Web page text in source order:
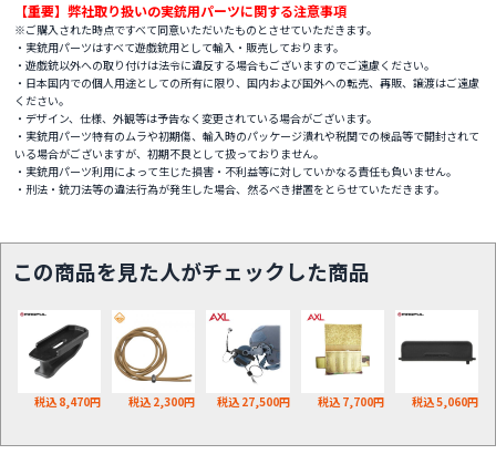
【重要】弊社取り扱いの実銃用パーツに関する注意事項
※ご購入された時点ですべて同意いただいたものとさせていただきます。
・実銃用パーツはすべて遊戯銃用として輸入・販売しております。
・遊戯銃以外への取り付けは法令に違反する場合もございますのでご遠慮ください。
・日本国内での個人用途としての所有に限り、国内および国外への転売、再販、譲渡はご遠慮
ください。
・デザイン、仕様、外観等は予告なく変更されている場合がございます。
・実銃用パーツ特有のムラや初期傷、輸入時のパッケージ潰れや税関での検品等で開封されて
いる場合がございますが、初期不良として扱っておりません。
・実銃用パーツ利用によって生じた損害・不利益等に対していかなる責任も負いません。
・刑法・銃刀法等の違法行為が発生した場合、然るべき措置をとらせていただきます。
この商品を見た人がチェックした商品
税込 8,470円 税込 2,300円 税込 27,500円 税込 7,700円 税込 5,060円